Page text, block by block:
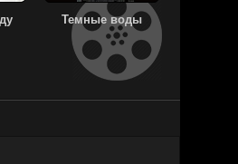
Темные воды